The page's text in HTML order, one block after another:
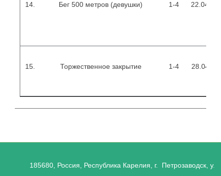
14. Бег 500 метров (девушки) 1-4
15. Торжественное закрытие 1-4
185680, Россия, Республика Карелия, г. Петрозаводск,